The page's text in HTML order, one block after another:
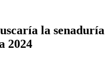
la senaduría
2024